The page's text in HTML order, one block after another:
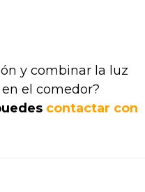
y combinar la luz
el comedor?
contactar con